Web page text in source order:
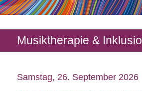
Musiktherapie &
Samstag, 26. September 2026